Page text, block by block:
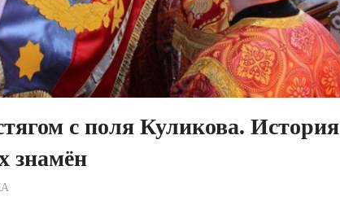
с поля Куликова. История
знамён